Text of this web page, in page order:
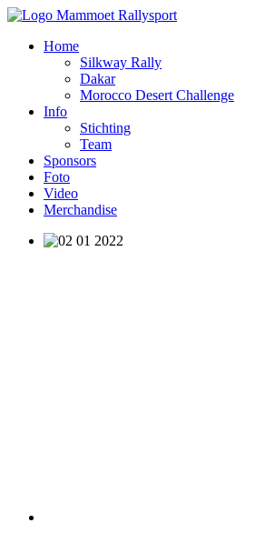
Home
Silkway Rally
Dakar
Morocco Desert Challenge
Info
Stichting
Team
Sponsors
Foto
Video
Merchandise